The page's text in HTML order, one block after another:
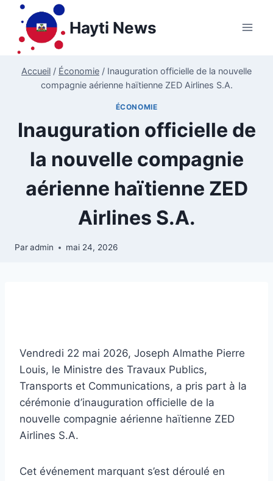
Aller
contenu
Hayti News
Accueil / Économie / Inauguration officielle de la nouvelle
compagnie aérienne haïtienne ZED Airlines S.A.
ÉCONOMIE
Inauguration officielle de
la nouvelle compagnie
aérienne haïtienne ZED
Airlines S.A.
Paradmin mai 24, 2026
Vendredi 22 mai 2026, Joseph Almathe Pierre
Louis, le Ministre des Travaux Publics,
Transports et Communications, a pris part à la
cérémonie d’inauguration officielle de la
nouvelle compagnie aérienne haïtienne ZED
Airlines S.A.
Cet événement marquant s’est déroulé en